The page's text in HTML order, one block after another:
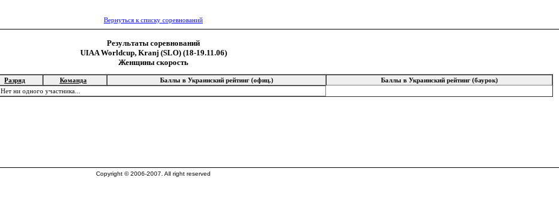
Вернуться к списку соревнований
Результаты соревнований
UIAA Worldcup, Kranj (SLO) (18-19.11.06)
Женщины скорость
Разряд Команда Баллы в Украинский рейтинг (офиц.)
Баллы в Украинский рейтинг (баурок)
Нет ни одного участника...
Copyright © 2006-2007. All right reserved